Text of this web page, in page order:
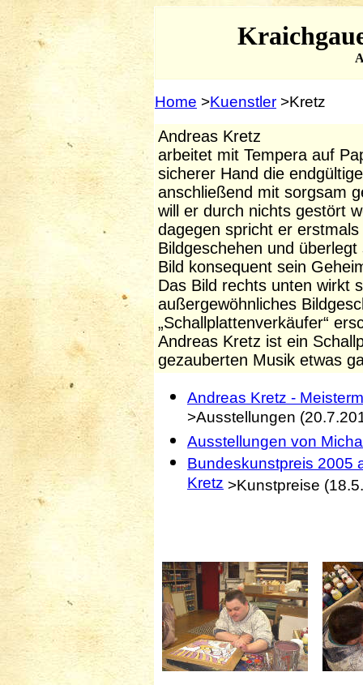
Home >Kuenstler >Kretz
Andreas Kretz
arbeitet mit Tempera auf
sicherer Hand die
anschließend mit sorgsam
will er durch nichts gestört
dagegen spricht er
Bildgeschehen und
Bild konsequent sein
Das Bild rechts unten wirkt
außergewöhnliches
„Schallplattenverkäufer“
Andreas Kretz ist ein
gezauberten Musik etwas
Andreas Kretz -
>Ausstellungen
Ausstellungen von
Bundeskunstpreis 2005
Kretz >Kunstpreise